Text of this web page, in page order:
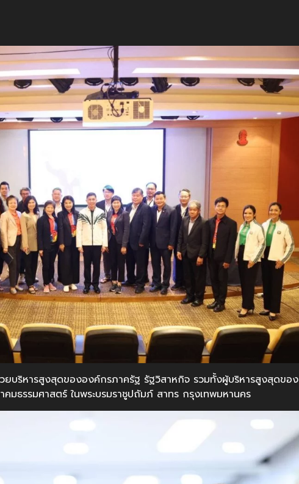
ยบริหารสูงสุดขององค์กรภาครัฐ รัฐวิสาหกิจ รวมทั้งผู้บริหารสูงสุดของ
ธรรมศาสตร์ ในพระบรมราชูปถัมภ์ สาทร กรุงเทพมหานคร